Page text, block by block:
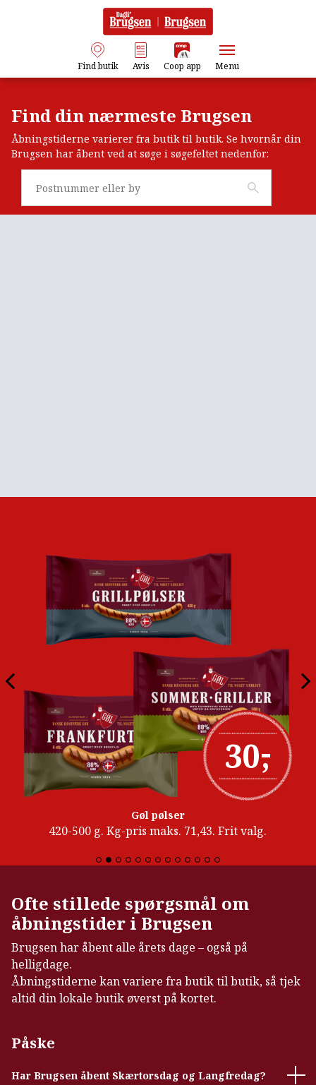
Find butik Avis Coop app Menu
Find din nærmeste Brugsen
Åbningstiderne varierer fra butik til butik. Se hvornår din
Brugsen har åbent ved at søge i søgefeltet nedenfor:
30,
-
Gøl pølser
420-500 g. Kg-pris maks. 71,43. Frit valg.
Ofte stillede spørgsmål om
åbningstider i Brugsen
Brugsen har åbent alle årets dage – også på
helligdage.
Åbningstiderne kan variere fra butik til butik, så tjek
altid din lokale butik øverst på kortet.
Påske
Har Brugsen åbent Skærtorsdag og Langfredag?